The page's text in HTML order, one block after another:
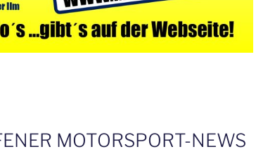
MOTORSPORT-NEWS